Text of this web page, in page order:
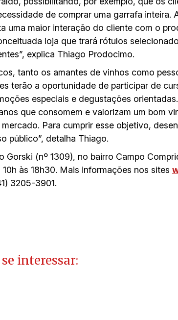
de comprar uma garrafa inteira.
uma maior interação do cliente com o
loja que trará rótulos
explica Thiago Prodocimo.
tanto os amantes de vinhos como
terão a oportunidade de participar de
especiais e degustações
que consomem e valorizam um bom
Para cumprir esse objetivo,
público”, detalha Thiago.
(nº 1309), no bairro Campo
às 18h30. Mais informações nos sites
3205-3901.
interessar: